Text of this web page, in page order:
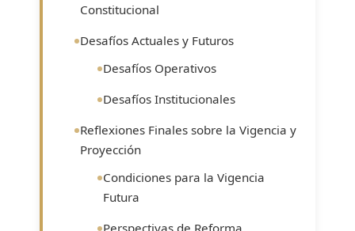
Constitucional
Desafíos Actuales y Futuros
Desafíos Operativos
Desafíos Institucionales
Reflexiones Finales sobre la Vigencia y
Proyección
Condiciones para la Vigencia
Futura
Perspectivas de Reforma